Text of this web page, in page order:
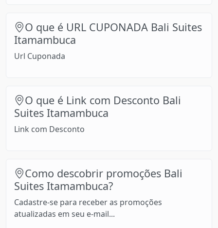
O que é URL CUPONADA Bali Suites
Itamambuca
Url Cuponada
O que é Link com Desconto Bali
Suites Itamambuca
Link com Desconto
Como descobrir promoções Bali
Suites Itamambuca?
Cadastre-se para receber as promoções
atualizadas em seu e-mail...